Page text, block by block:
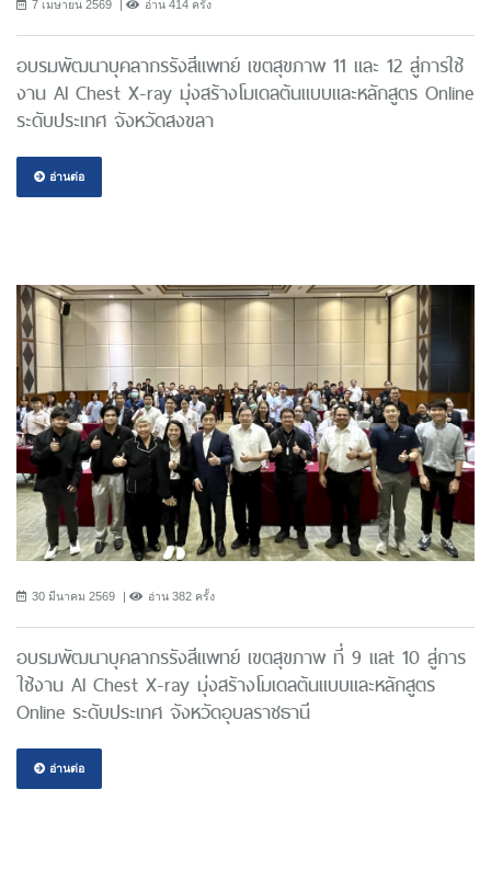
7 เมษายน 2569 อ่าน 414 ครั้ง
อบรมพัฒนาบุคลากรรังสีแพทย์ เขตสุขภาพ 11 และ 12 สู่การใช้
งาน AI Chest X-ray มุ่งสร้างโมเดลต้นแบบและหลักสูตร Online
ระดับประเทศ จังหวัดสงขลา
อ่านต่อ
30 มีนาคม 2569 อ่าน 382 ครั้ง
อบรมพัฒนาบุคลากรรังสีแพทย์ เขตสุขภาพ ที่ 9 แลt 10 สู่การ
ใช้งาน AI Chest X-ray มุ่งสร้างโมเดลต้นแบบและหลักสูตร
Online ระดับประเทศ จังหวัดอุบลราชธานี
อ่านต่อ